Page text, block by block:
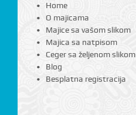
Home
O majicama
Majice sa vašom slikom
Majica sa natpisom
Ceger sa željenom slikom
Blog
Besplatna registracija